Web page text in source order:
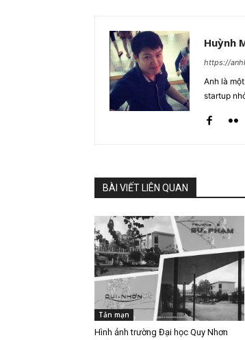
Huỳnh
https://
Anh là
startup
BÀI VIẾT LIÊN QUAN
Tản mạn
Hình ảnh trường Đại học Quy Nhơn